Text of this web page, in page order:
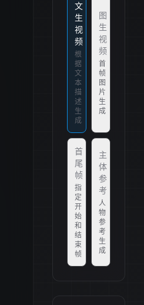
文
生
视
频
根
据
文
本
描
述
生
成
图
生
视
频
首
帧
图
片
生
成
首
尾
帧
指
定
开
始
和
结
束
帧
主
体
参
考
人
物
参
考
生
成